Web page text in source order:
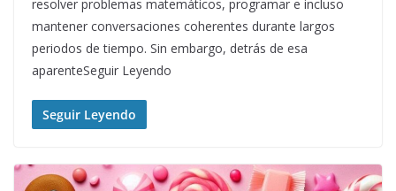
resolver problemas matemáticos, programar e incluso
mantener conversaciones coherentes durante largos
periodos de tiempo. Sin embargo, detrás de esa
aparenteSeguir Leyendo
Seguir Leyendo